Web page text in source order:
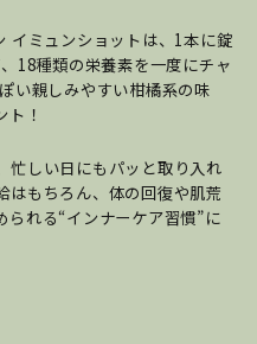
イミュンショットは、1本に錠
18種類の栄養素を一度にチャ
い親しみやすい柑橘系の味
！
忙しい日にもパッと取り入れ
はもちろん、体の回復や肌荒
れる“インナーケア習慣”に